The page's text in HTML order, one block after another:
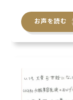
お声を読む